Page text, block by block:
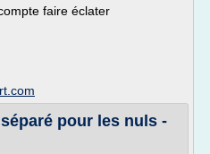
faire éclater
pour les nuls -